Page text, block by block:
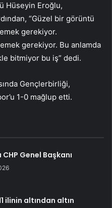
Hüseyin Eroğlu,
“Güzel bir görüntü
gerekiyor.
gerekiyor. Bu anlamda
bitmiyor bu iş” dedi.
Gençlerbirliği,
1-0 mağlup etti.
CHP Genel Başkanı
ilinin altından altın